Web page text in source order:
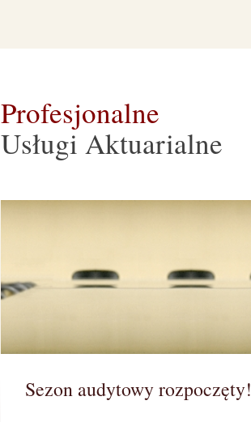
Profesjonalne
Usługi Aktuarialne
Sezon audytowy rozpoczęty!